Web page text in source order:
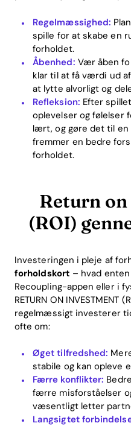
Regelmæssighed:
spille for at skabe en
forholdet.
Åbenhed: Vær åben
klar til at få værdi ud
at lytte alvorligt og
Refleksion: Efter
oplevelser og følelser
lært, og gøre det til en
fremmer en bedre
forholdet.
Return
(ROI)
Investeringen i pleje af
forholdskort – hvad
Recoupling-appen eller i
RETURN ON INVESTMENT
regelmæssigt investerer
ofte om:
Øget tilfredshed:
stabile og kan opleve
Færre konflikter:
færre misforståelser
væsentligt letter
Langsigtet